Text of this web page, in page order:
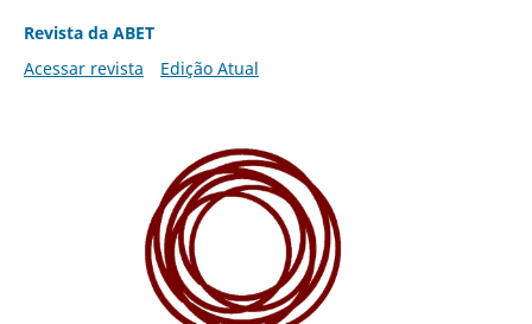
Revista da ABET
Acessar revista
Edição Atual